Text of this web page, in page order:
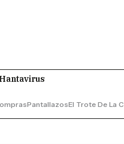
Hantavirus
PantallazosEl Trote De La